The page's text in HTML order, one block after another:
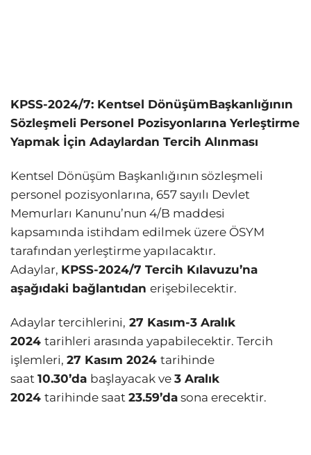
KPSS-2024/7: Kentsel DönüşümBaşkanlığının
Sözleşmeli Personel Pozisyonlarına Yerleştirme
Yapmak İçin Adaylardan Tercih Alınması
Kentsel Dönüşüm Başkanlığının sözleşmeli
personel pozisyonlarına, 657 sayılı Devlet
Memurları Kanunu’nun 4/B maddesi
kapsamında istihdam edilmek üzere ÖSYM
tarafından yerleştirme yapılacaktır.
Adaylar, KPSS-2024/7 Tercih Kılavuzu’na
aşağıdaki bağlantıdan erişebilecektir.
Adaylar tercihlerini, 27 Kasım-3 Aralık
2024 tarihleri arasında yapabilecektir. Tercih
işlemleri, 27 Kasım 2024 tarihinde
saat 10.30’da başlayacak ve 3 Aralık
2024 tarihinde saat 23.59’da sona erecektir.